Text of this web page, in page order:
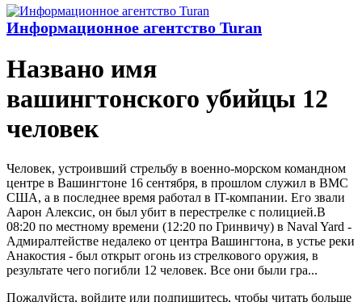
Информационное агентство Turan
Названо имя
вашингтонского убийцы 12
человек
Человек, устроивший стрельбу в военно-морском командном
центре в Вашингтоне 16 сентября, в прошлом служил в ВМС
США, а в последнее время работал в IT-компании. Его звали
Аарон Алексис, он был убит в перестрелке с полицией.В
08:20 по местному времени (12:20 по Гринвичу) в Naval Yard -
Адмиралтействе недалеко от центра Вашингтона, в устье реки
Анакостия - был открыт огонь из стрелкового оружия, в
результате чего погибли 12 человек. Все они были гра...
Пожалуйста, войдите или подпишитесь, чтобы читать больше